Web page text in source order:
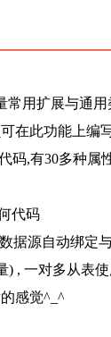
常用扩展与通用
在此功能上编
码,有30多种属
代码
据源自动绑定
) , 一对多从表
感觉^_^